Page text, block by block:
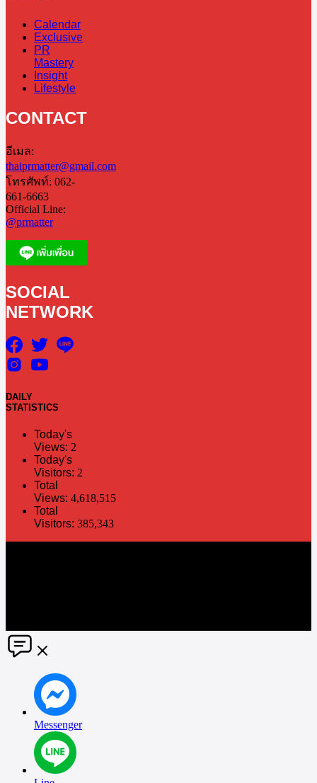
Calendar
Exclusive
PR
Mastery
Insight
Lifestyle
CONTACT
อีเมล:
thaiprmatter@gmail.com
โทรศัพท์: 062-
661-6663
Official Line:
@prmatter
SOCIAL
NETWORK
DAILY
STATISTICS
Today's
Views: 2
Today's
Visitors: 2
Total
Views: 4,618,515
Total
Visitors: 385,343
Messenger